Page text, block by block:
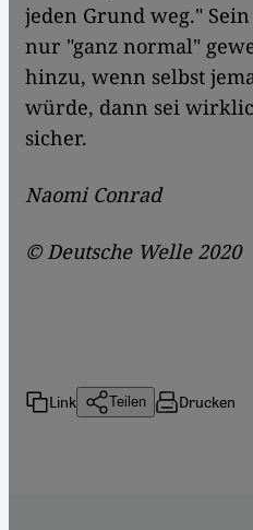
jeden Grund weg."
nur "ganz normal"
hinzu, wenn selbst
würde, dann sei
sicher.
Naomi Conrad
© Deutsche Welle 2020
Link Teilen Drucken